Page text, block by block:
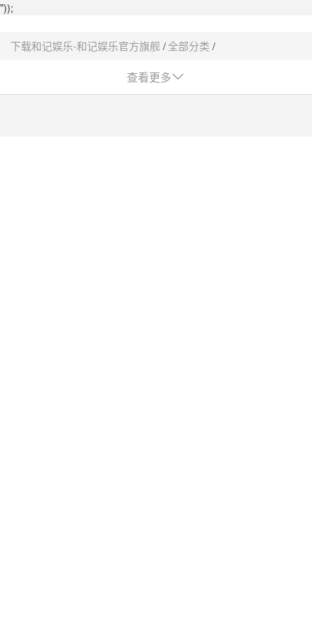
"));
下载和记娱乐-和记娱乐官方旗舰 全部分类
查看更多